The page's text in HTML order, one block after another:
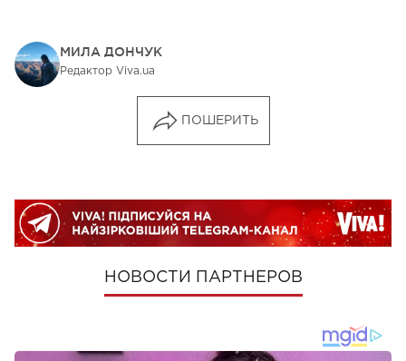
МИЛА ДОНЧУК
Редактор Viva.ua
ПОШЕРИТЬ
НОВОСТИ ПАРТНЕРОВ